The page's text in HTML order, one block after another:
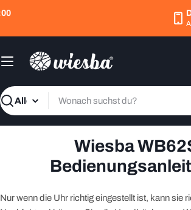
springen
Suchen
Wiesba
Nur wenn die Uhr richtig eingestellt ist, kann sie